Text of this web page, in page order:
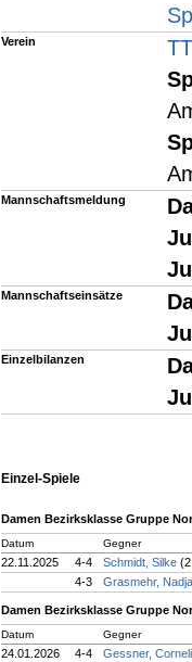
Verein
Mannschaftsmeldung
Mannschaftseinsätze
Einzelbilanzen
Einzel-Spiele
Damen Bezirksklasse Gruppe
Datum Gegner
22.11.2025 4-4 Schmidt, Silke
4-3
Grasmehr,
Damen Bezirksklasse Gruppe
Datum Gegner
24.01.2026 4-4
Gessner,